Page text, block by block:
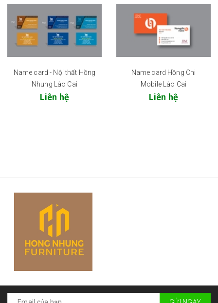
Name card - Nội thất Hồng
Nhung Lào Cai
Liên hệ
Name card Hồng Chi
Mobile Lào Cai
Liên hệ